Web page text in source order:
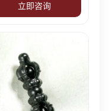
立即咨询